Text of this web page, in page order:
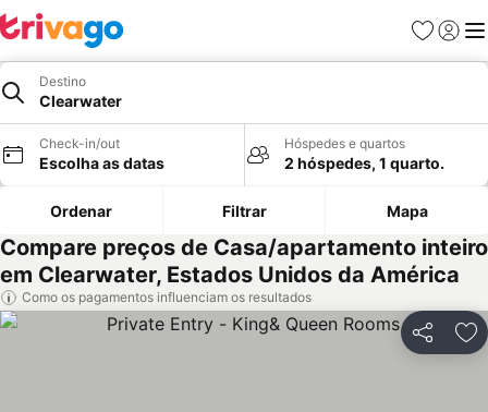
Favoritos
Iniciar
Destino
Clearwater
Check-in/out
Escolha as datas
Hóspedes e quartos
2 hóspedes, 1 quarto.
Ordenar Filtrar Mapa
Compare preços de Casa/apartamento inteiro
em Clearwater, Estados Unidos da América
Como os pagamentos influenciam os resultados
Partilhar